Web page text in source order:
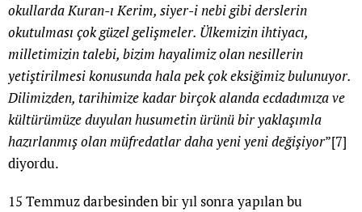
okullarda Kuran-ı Kerim, siyer-i nebi gibi derslerin
okutulması çok güzel gelişmeler. Ülkemizin ihtiyacı,
milletimizin talebi, bizim hayalimiz olan nesillerin
yetiştirilmesi konusunda hala pek çok eksiğimiz bulunuyor.
Dilimizden, tarihimize kadar birçok alanda ecdadımıza ve
kültürümüze duyulan husumetin ürünü bir yaklaşımla
hazırlanmış olan müfredatlar daha yeni yeni değişiyor”[7]
diyordu.
15 Temmuz darbesinden bir yıl sonra yapılan bu